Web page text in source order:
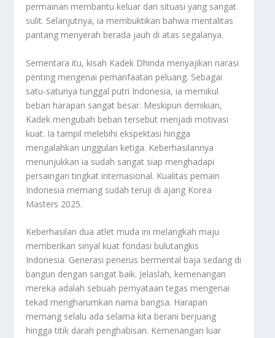
permainan membantu keluar dari situasi yang sangat
sulit. Selanjutnya, ia membuktikan bahwa mentalitas
pantang menyerah berada jauh di atas segalanya.
Sementara itu, kisah Kadek Dhinda menyajikan narasi
penting mengenai pemanfaatan peluang. Sebagai
satu-satunya tunggal putri Indonesia, ia memikul
beban harapan sangat besar. Meskipun demikian,
Kadek mengubah beban tersebut menjadi motivasi
kuat. Ia tampil melebihi ekspektasi hingga
mengalahkan unggulan ketiga. Keberhasilannya
menunjukkan ia sudah sangat siap menghadapi
persaingan tingkat internasional. Kualitas pemain
Indonesia memang sudah teruji di ajang Korea
Masters 2025.
Keberhasilan dua atlet muda ini melangkah maju
memberikan sinyal kuat fondasi bulutangkis
Indonesia. Generasi penerus bermental baja sedang di
bangun dengan sangat baik. Jelaslah, kemenangan
mereka adalah sebuah pernyataan tegas mengenai
tekad mengharumkan nama bangsa. Harapan
memang selalu ada selama kita berani berjuang
hingga titik darah penghabisan. Kemenangan luar